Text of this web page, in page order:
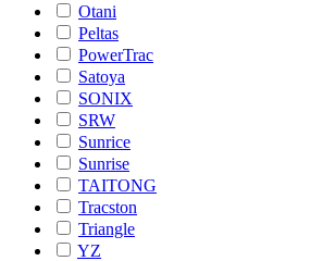
Otani
Peltas
PowerTrac
Satoya
SONIX
SRW
Sunrice
Sunrise
TAITONG
Tracston
Triangle
YZ